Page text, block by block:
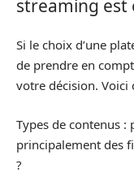
streaming est
Si le choix d’une
de prendre en
votre décision. Voici
Types de contenus :
principalement des
?